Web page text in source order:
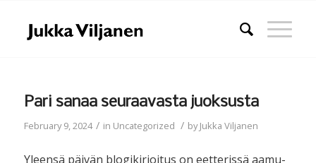
Pari sanaa seuraavasta juoksusta
February 9, 2024 / in Uncategorized / byJukka Viljanen
Yleensä päivän blogikirjoitus on eetterissä aamu-